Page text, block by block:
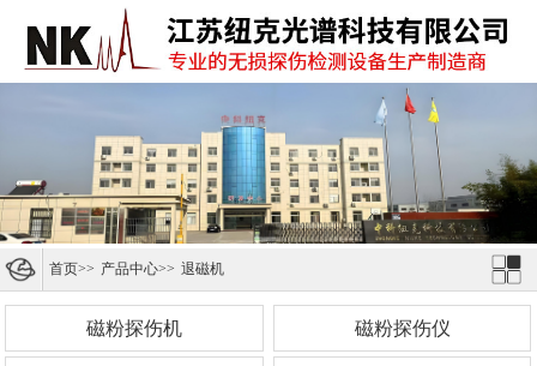
首页>> 产品中心>> 退磁机
磁粉探伤机 磁粉探伤仪